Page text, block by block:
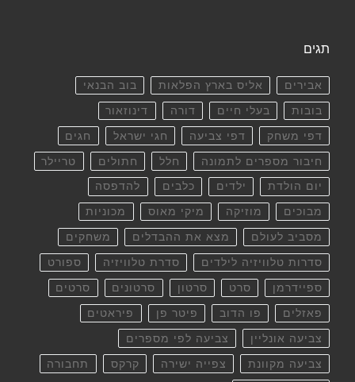
תגים
אבירים אליס בארץ הפלאות בוב הבנאי
בובות בעלי חיים דורה דינוזאור
דפי משחק דפי צביעה חגי ישראל חגים
חיבור מספרים לתמונה חלל חתולים טריילר
יום הולדת ילדים כלבים להדפסה
מבוכים מוזיקה מיקי מאוס מכוניות
מסביב לעולם מצא את ההבדלים משחקים
סדרות טלוויזיה לילדים סדרת טלוויזיה ספורט
ספיידרמן סרט סרטון סרטונים סרטים
פאזלים פו הדוב פיטר פן פיראטים
צביעה אונליין צביעה לפי מספרים
צביעה מקוונת צפייה ישירה קרקס תחבורה